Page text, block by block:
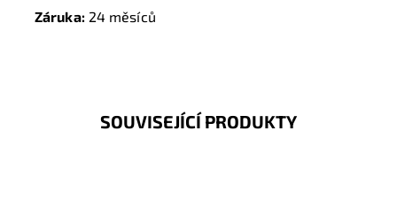
Záruka:24 měsíců
SOUVISEJÍCÍ PRODUKTY